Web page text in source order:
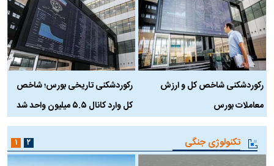
رکوردشکنی شاخص کل و ارزش
معاملات بورس
رکوردشکنی تاریخی بورس؛ شاخص
کل وارد کانال ۵.۵ میلیون واحد شد
تکنولوژی جنگی ۱ ۲